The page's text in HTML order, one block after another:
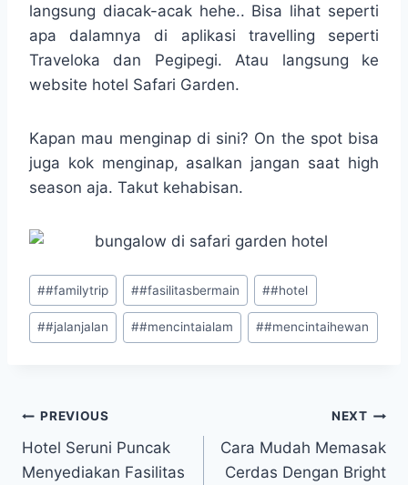
langsung diacak-acak hehe.. Bisa lihat seperti
apa dalamnya di aplikasi travelling seperti
Traveloka dan Pegipegi. Atau langsung ke
website hotel Safari Garden.
Kapan mau menginap di sini? On the spot bisa
juga kok menginap, asalkan jangan saat high
season aja. Takut kehabisan.
Post
Tags:
##familytrip ##fasilitasbermain ##hotel
##jalanjalan ##mencintaialam ##mencintaihewan
Navigasi
pos
PREVIOUS
Hotel Seruni Puncak
Menyediakan Fasilitas
NEXT
Cara Mudah Memasak
Cerdas Dengan Bright